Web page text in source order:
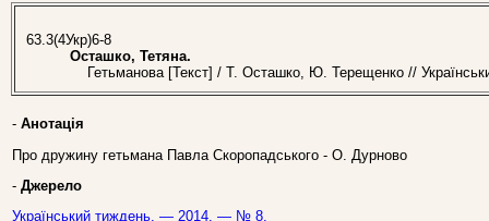
63.3(4Укр)6-8
Осташко, Тетяна.
Гетьманова [Текст] / Т. Осташко, Ю. Терещенко //
- Анотація
Про дружину гетьмана Павла Скоропадського - О. Дурново
- Джерело
Український тиждень. — 2014. — № 8.